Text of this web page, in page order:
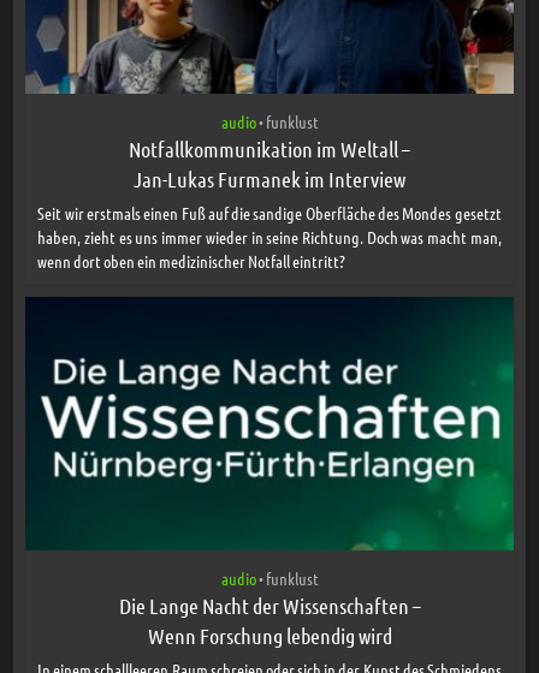
audio• funklust
Notfallkommunikation im Weltall –
Jan-Lukas Furmanek im Interview
Seit wir erstmals einen Fuß auf die sandige Oberfläche des Mondes gesetzt
haben, zieht es uns immer wieder in seine Richtung. Doch was macht man,
wenn dort oben ein medizinischer Notfall eintritt?
audio• funklust
Die Lange Nacht der Wissenschaften –
Wenn Forschung lebendig wird